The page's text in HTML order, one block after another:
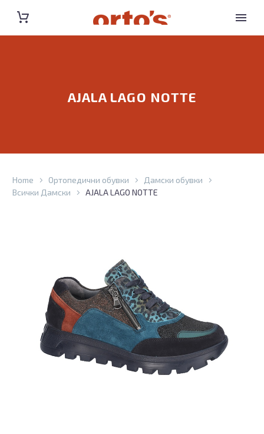
AJALA LAGO NOTTE
Home Ортопедични обувки
Дамски обувки
Всички Дамски
AJALA LAGO NOTTE